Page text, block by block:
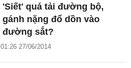
'Siết' quá tải đường bộ,
gánh nặng đổ dồn vào
đường sắt?
01:26 27/06/2014